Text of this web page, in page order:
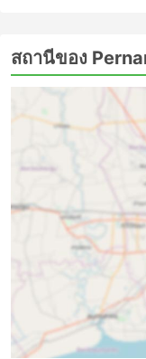
อนุญาตมักจะเ
สำหรับสัมภาร
การกำหนดขีด
ตั๋วรถโดยสาร
บินหรือรถไฟด่
กระเป๋าคุณเส
หน่อยและไม่ไ
ต้องการ แต่อย่
จุดหมายปลายท
ห้องน้ำหรือจุด
บางครั้งอุปกร
หากคุณพร้อม
เสนอที่นั่งที่เที
เอนได้กว้างนุ่
อีกมากมายที่จ
สถานีของ